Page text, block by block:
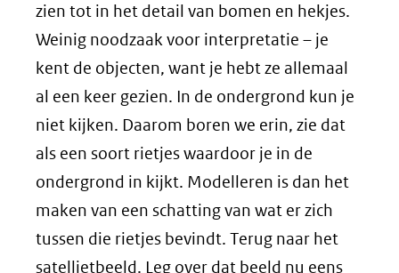
zien tot in het detail van bomen en hekjes.
Weinig noodzaak voor interpretatie – je
kent de objecten, want je hebt ze allemaal
al een keer gezien. In de ondergrond kun je
niet kijken. Daarom boren we erin, zie dat
als een soort rietjes waardoor je in de
ondergrond in kijkt. Modelleren is dan het
maken van een schatting van wat er zich
tussen die rietjes bevindt. Terug naar het
satellietbeeld. Leg over dat beeld nu eens